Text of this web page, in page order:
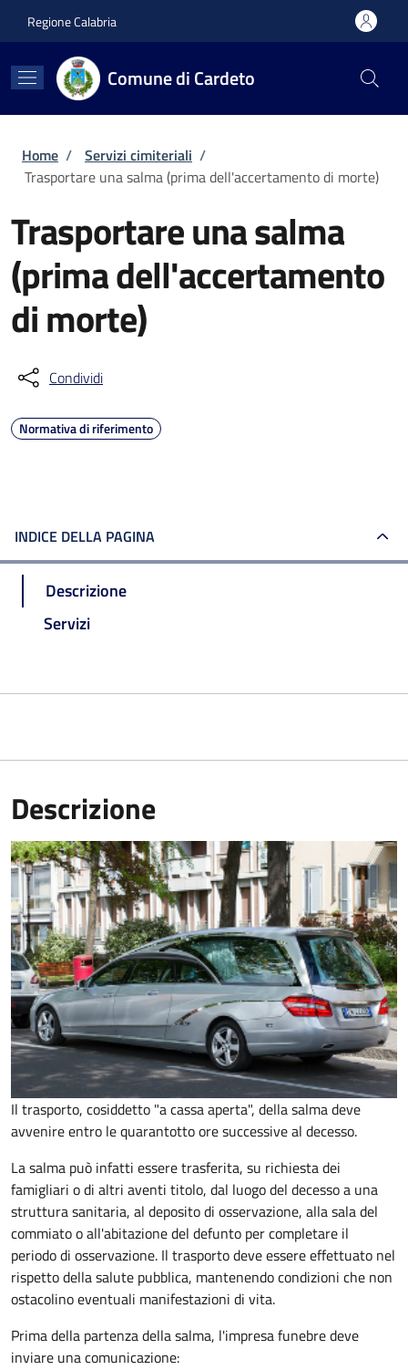
Regione Calabria
Comune di Cardeto
Briciole di pane
Home / Servizi cimiteriali /
Trasportare una salma (prima dell'accertamento di morte)
Trasportare una salma
(prima dell'accertamento
di morte)
Condividi
Normativa di riferimento
INDICE DELLA PAGINA
Descrizione
Servizi
Descrizione
Il trasporto, cosiddetto "a cassa aperta", della salma deve
avvenire entro le quarantotto ore successive al decesso.
La salma può infatti essere trasferita, su richiesta dei
famigliari o di altri aventi titolo, dal luogo del decesso a una
struttura sanitaria, al deposito di osservazione, alla sala del
commiato o all'abitazione del defunto percompletare il
periodo di osservazione. Il trasporto deve essere effettuato nel
rispetto della salute pubblica, mantenendo condizioni che non
ostacolino eventuali manifestazioni di vita.
Prima della partenza della salma, l'impresa funebre deve
inviare una comunicazione: